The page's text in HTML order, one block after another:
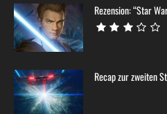
Rezension: “Star
Recap zur zweiten